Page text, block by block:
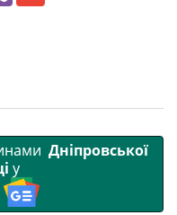
Дніпровської
у